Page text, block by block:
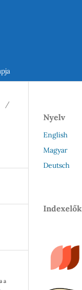
/
a
Nyelv
English
Magyar
Deutsch
Indexelők